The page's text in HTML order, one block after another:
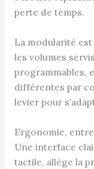
perte de temps.
La modularité
les volumes
programmables,
différentes par
levier pour
Ergonomie,
Une interface
tactile, allège la